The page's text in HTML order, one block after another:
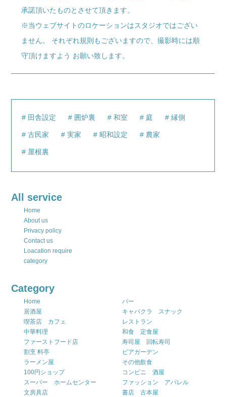
承諾頂いたものとさせて頂きます。
※当ウェブサイトのロケーションはスタジオではござい
ません。 それぞれ規則もございますので、撮影時には順
守頂けますよう お願い致します。
田舎設定 囲炉裏 和室 庭 縁側
古民家 実家 昭和設定 農家
屋根裏
All service
Home
About us
Privacy policy
Contact us
Loacation require
category
Category
Home
バー
居酒屋
キャバクラ スナック
喫茶店 カフェ
レストラン
中華料理
和食 定食屋
ファーストフード店
寿司屋 回転寿司
割烹 料亭
ビアガーデン
ラーメン屋
その他飲食
100円ショップ
コンビニ 酒屋
スーパー ホームセンター
ファッション アパレル
文房具店
書店 古本屋